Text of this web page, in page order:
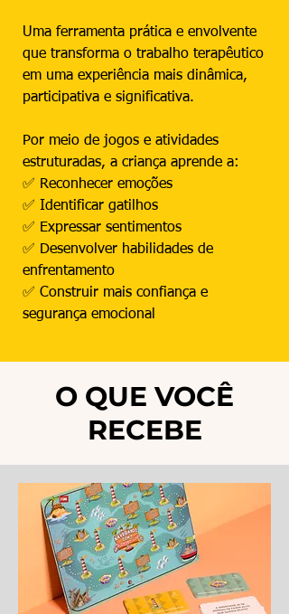
Uma ferramenta prática e envolvente
que transforma o trabalho terapêutico
em uma experiência mais dinâmica,
participativa e significativa.
Por meio de jogos e atividades
estruturadas, a criança aprende a:
✅ Reconhecer emoções
✅ Identificar gatilhos
✅ Expressar sentimentos
✅ Desenvolver habilidades de
enfrentamento
✅ Construir mais confiança e
segurança emocional
O QUE VOCÊ
RECEBE